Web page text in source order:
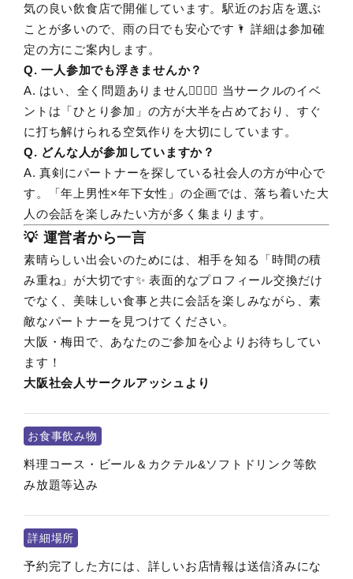
気の良い飲食店で開催しています。駅近のお店を選ぶ
ことが多いので、雨の日でも安心です🌂 詳細は参加確
定の方にご案内します。
Q. 一人参加でも浮きませんか？
A. はい、全く問題ありません🙆‍♂️🙆‍♀️ 当サークルのイベ
ントは「ひとり参加」の方が大半を占めており、すぐ
に打ち解けられる空気作りを大切にしています。
Q. どんな人が参加していますか？
A. 真剣にパートナーを探している社会人の方が中心で
す。「年上男性×年下女性」の企画では、落ち着いた大
人の会話を楽しみたい方が多く集まります。
💡 運営者から一言
素晴らしい出会いのためには、相手を知る「時間の積
み重ね」が大切です✨ 表面的なプロフィール交換だけ
でなく、美味しい食事と共に会話を楽しみながら、素
敵なパートナーを見つけてください。
大阪・梅田で、あなたのご参加を心よりお待ちしてい
ます！
大阪社会人サークルアッシュより
お食事飲み物
料理コース・ビール＆カクテル&ソフトドリンク等飲
み放題等込み
詳細場所
予約完了した方には、詳しいお店情報は送信済みにな